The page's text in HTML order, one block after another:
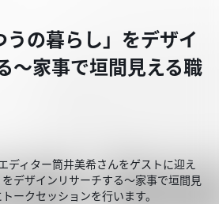
の暮らし」をデザイ
～家事で垣間見える職
ディター筒井美希さんをゲストに迎え
デザインリサーチする～家事で垣間見
ークセッションを行います。